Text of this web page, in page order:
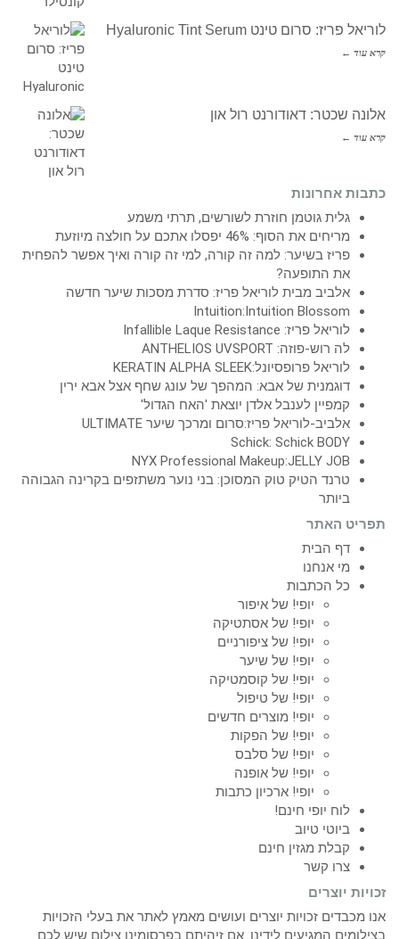
לוריאל פריז: סרום טינט Hyaluronic Tint Serum
קרא עוד ←
אלונה שכטר: דאודורנט רול און
קרא עוד ←
כתבות אחרונות
גלית גוטמן חוזרת לשורשים, תרתי משמע
מריחים את הסוף: 46% יפסלו אתכם על חולצה מיוזעת
פריז בשיער: למה זה קורה, למי זה קורה ואיך אפשר להפחית
את התופעה?
אלביב מבית לוריאל פריז: סדרת מסכות שיער חדשה
Intuition:Intuition Blossom
לוריאל פריז: Infallible Laque Resistance
לה רוש-פוזה: ANTHELIOS UVSPORT
לוריאל פרופסיונל:KERATIN ALPHA SLEEK
דוגמנית של אבא: המהפך של עונג שחף אצל אבא ירין
קמפיין לענבל אלדן יוצאת 'האח הגדול'
אלביב-לוריאל פריז:סרום ומרכך שיער ULTIMATE
Schick: Schick BODY
NYX Professional Makeup:JELLY JOB
טרנד הטיק טוק המסוכן: בני נוער משתזפים בקרינה הגבוהה
ביותר
תפריט האתר
דף הבית
מי אנחנו
כל הכתבות
יופי! של איפור
יופי! של אסתטיקה
יופי! של ציפורניים
יופי! של שיער
יופי! של קוסמטיקה
יופי! של טיפול
יופי! מוצרים חדשים
יופי! של הפקות
יופי! של סלבס
יופי! של אופנה
יופי! ארכיון כתבות
לוח יופי חינם!
ביוטי טיוב
קבלת מגזין חינם
צרו קשר
זכויות יוצרים
אנו מכבדים זכויות יוצרים ועושים מאמץ לאתר את בעלי הזכויות
בצילומים המגיעים לידינו. אם זיהיתם בפרסומינו צילום שיש לכם